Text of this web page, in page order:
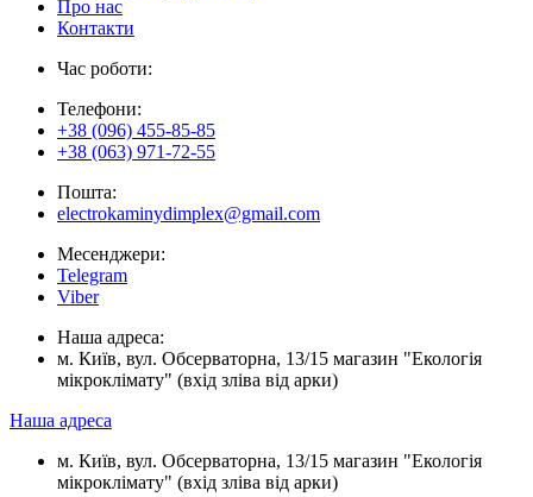
Про нас
Контакти
Час роботи:
Телефони:
+38 (096) 455-85-85
+38 (063) 971-72-55
Пошта:
electrokaminydimplex@gmail.com
Месенджери:
Telegram
Viber
Наша адреса:
м. Київ, вул. Обсерваторна, 13/15 магазин "Екологія
мікроклімату" (вхід зліва від арки)
Наша адреса
м. Київ, вул. Обсерваторна, 13/15 магазин "Екологія
мікроклімату" (вхід зліва від арки)